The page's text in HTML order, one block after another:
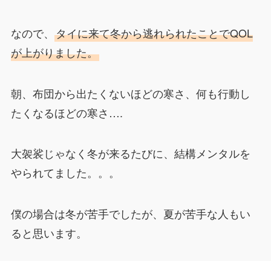
なので、 タイに来て冬から逃れられたことでQOL
が上がりました。
朝、布団から出たくないほどの寒さ、何も行動し
たくなるほどの寒さ….
大袈裟じゃなく冬が来るたびに、結構メンタルを
やられてました。。。
僕の場合は冬が苦手でしたが、夏が苦手な人もい
ると思います。